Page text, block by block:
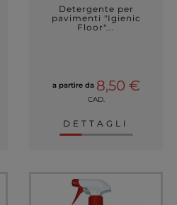
Detergente per
pavimenti "Igienic
Floor"...
a partire da 8,50 €
CAD.
DETTAGLI